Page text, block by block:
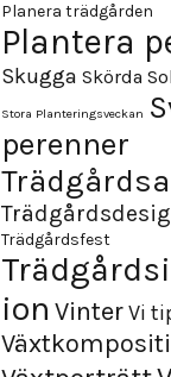
Planera trädgården
Plantera
Skugga Skörda Sol
Stora Planteringsveckan
perenner
Trädgårdsfest
ion VinterVi